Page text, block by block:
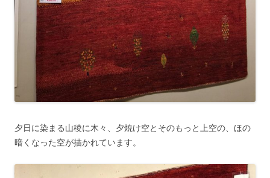
夕日に染まる山稜に木々、夕焼け空とそのもっと上空の、ほの
暗くなった空が描かれています。